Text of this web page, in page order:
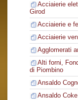
Acciaierie
Girod
Acciaierie e
Acciaierie
Agglomerati
Alti forni,
di Piombino
Ansaldo
Ansaldo Coke